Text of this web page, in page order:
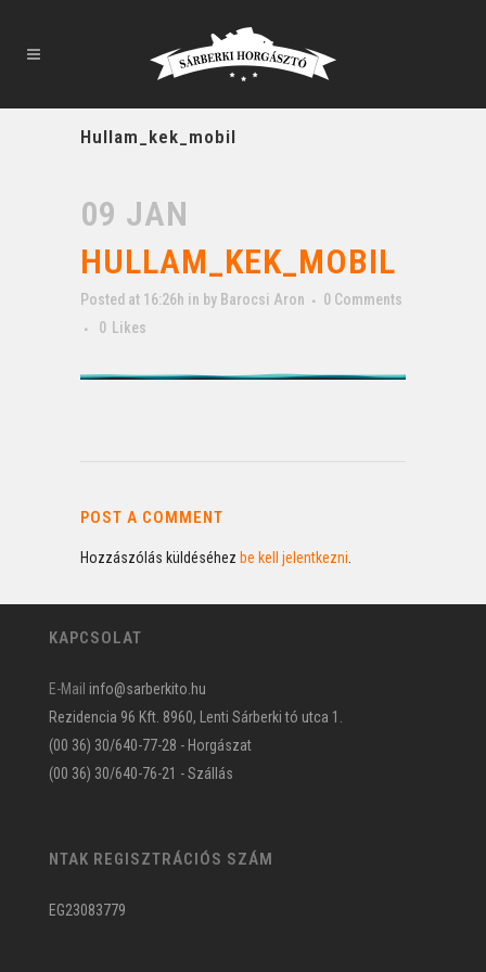
Hullam_kek_mobil
09 JAN
HULLAM_KEK_MOBIL
Posted at 16:26h in by Barocsi Aron
0 Comments
0
Likes
POST A COMMENT
Hozzászólás küldéséhez be kell jelentkezni
KAPCSOLAT
E-Mail info@sarberkito.hu
Rezidencia 96 Kft. 8960, Lenti Sárberki tó utca 1.
(00 36) 30/640-77-28 - Horgászat
(00 36) 30/640-76-21 - Szállás
NTAK REGISZTRÁCIÓS SZÁM
EG23083779